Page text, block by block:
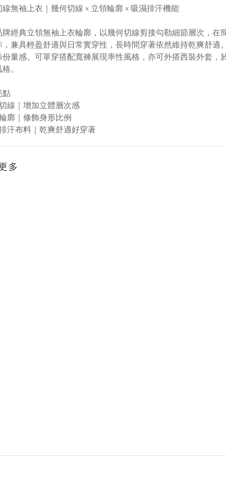
線無袖上衣｜幾何切線 × 立領輪廓 × 吸濕排汗機能
牌經典立領無袖上衣輪廓，以幾何切線剪接勾勒細節層次，在
，兼具輕盈舒適與日常實穿性，長時間穿著依然維持乾爽舒適
份量感。可單穿搭配寬褲展現率性風格，亦可外搭西裝外套，
。
點
線｜增加立體層次感
廓｜修飾身形比例
汗布料｜乾爽舒適好穿著
多